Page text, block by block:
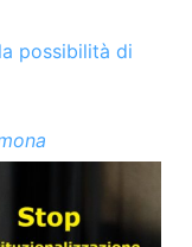
possibilità di